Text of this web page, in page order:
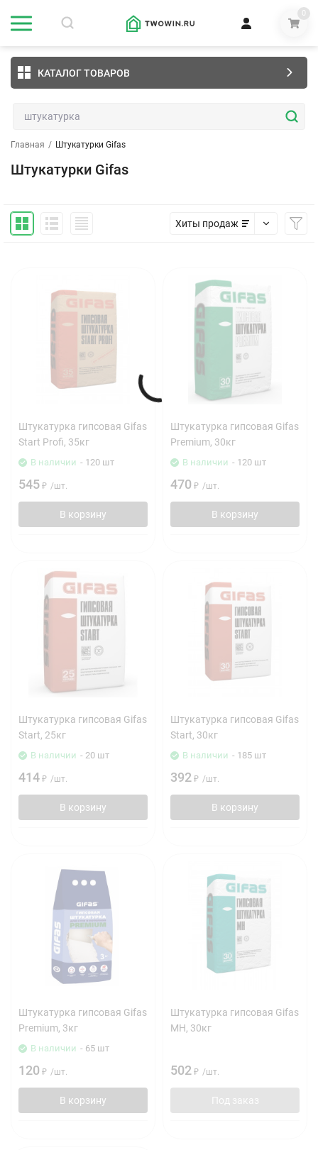
0
КАТАЛОГ ТОВАРОВ
Главная / Штукатурки Gifas
Штукатурки Gifas
Хиты продаж
Штукатурка гипсовая Gifas
Start Profi, 35кг
В наличии - 120 шт
545 ₽ /шт.
В корзину
Штукатурка гипсовая Gifas
Premium, 30кг
В наличии - 120 шт
470 ₽ /шт.
В корзину
Штукатурка гипсовая Gifas
Start, 25кг
В наличии - 20 шт
414 ₽ /шт.
В корзину
Штукатурка гипсовая Gifas
Start, 30кг
В наличии - 185 шт
392 ₽ /шт.
В корзину
Штукатурка гипсовая Gifas
Premium, 3кг
В наличии - 65 шт
120 ₽ /шт.
В корзину
Штукатурка гипсовая Gifas
МН, 30кг
502 ₽ /шт.
Под заказ